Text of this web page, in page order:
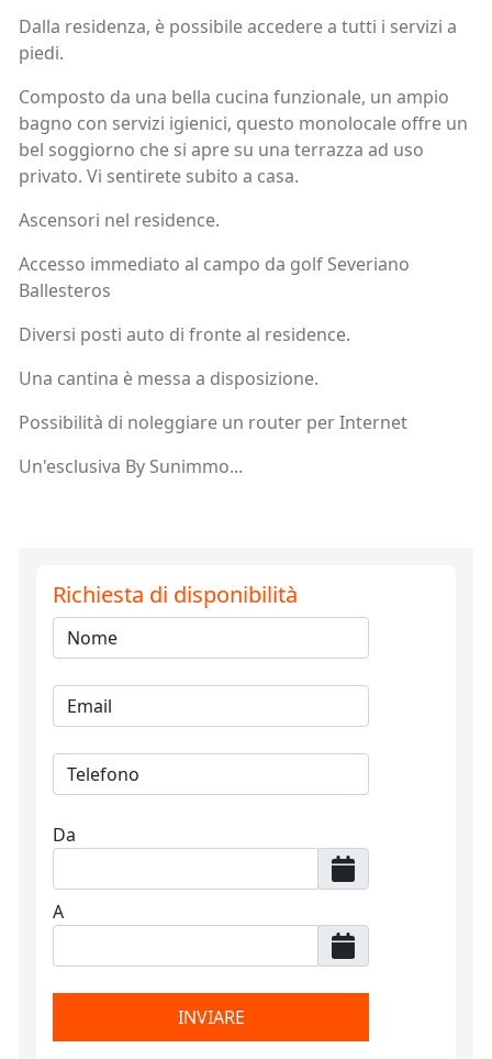
Dalla residenza, è possibile accedere a tutti i servizi a
piedi.
Composto da una bella cucina funzionale, un ampio
bagno con servizi igienici, questo monolocale offre un
bel soggiorno che si apre su una terrazza ad uso
privato. Vi sentirete subito a casa.
Ascensori nel residence.
Accesso immediato al campo da golf Severiano
Ballesteros
Diversi posti auto di fronte al residence.
Una cantina è messa a disposizione.
Possibilità di noleggiare un router per Internet
Un'esclusiva By Sunimmo...
Richiesta di disponibilità
Da
A
INVIARE